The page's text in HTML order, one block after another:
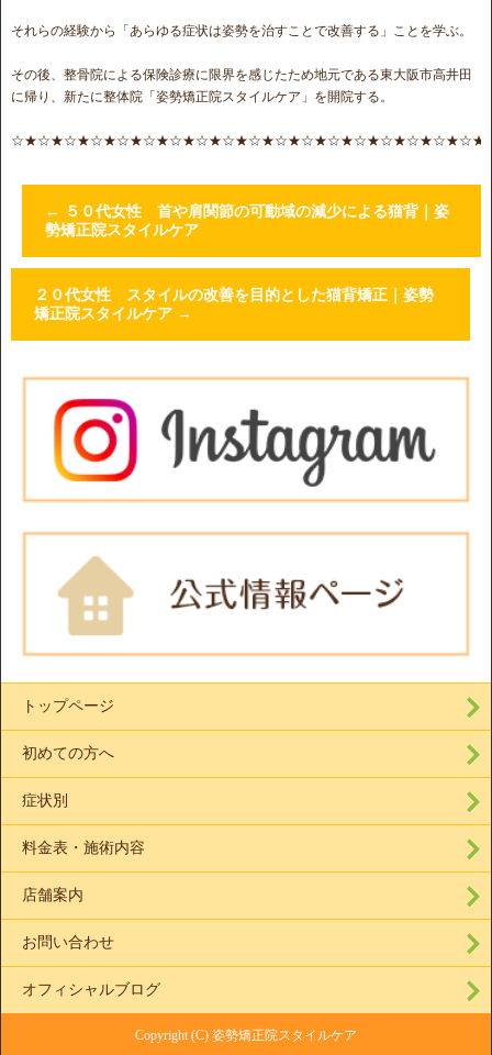
それらの経験から「あらゆる症状は姿勢を治すことで改善する」ことを学ぶ。
その後、整骨院による保険診療に限界を感じたため地元である東大阪市高井田
に帰り、新たに整体院「姿勢矯正院スタイルケア」を開院する。
← ５０代女性 首や肩関節の可動域の減少による猫背｜姿
勢矯正院スタイルケア
２０代女性 スタイルの改善を目的とした猫背矯正｜姿勢
矯正院スタイルケア →
トップページ
初めての方へ
症状別
料金表・施術内容
店舗案内
お問い合わせ
オフィシャルブログ
Copyright (C) 姿勢矯正院スタイルケア